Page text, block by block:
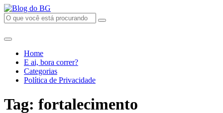
Home
E ai, bora correr?
Categorias
Política de Privacidade
Tag: fortalecimento